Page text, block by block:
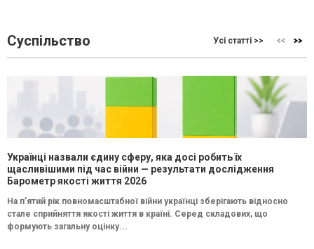
Суспільство Усі статті >>
Українці назвали єдину сферу, яка досі робить їх
щасливішими під час війни — результати дослідження
Барометр якості життя 2026
На п’ятий рік повномасштабної війни українці зберігають відносно
стале сприйняття якості життя в країні. Серед складових, що
формують загальну оцінку...